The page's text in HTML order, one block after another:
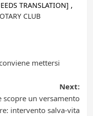
TRANSLATION] ,
CLUB
mettersi
Next:
scopre un versamento
intervento salva-vita